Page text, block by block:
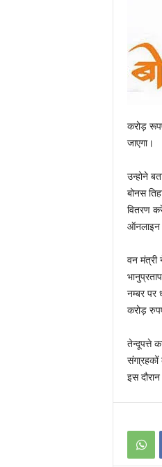
करोड़
जाएगा।
उन्होने
बोनस
वितरण
ऑनलाइन
वन मंत्री
नम्बर पर
करोड़
तेन्दूपत्ते
इस